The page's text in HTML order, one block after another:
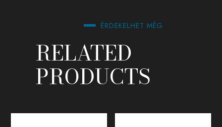
ÉRDEKELHET MÉG
RELATED
PRODUCTS